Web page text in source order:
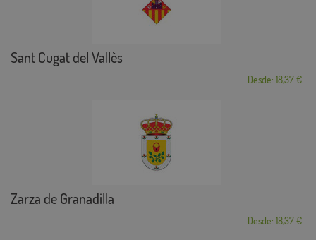
Sant Cugat del Vallès
Desde: 18,37 €
Zarza de Granadilla
Desde: 18,37 €